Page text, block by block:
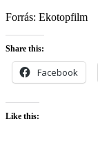
Forrás: Ekotopfilm
Share this:
Facebook
Like this: